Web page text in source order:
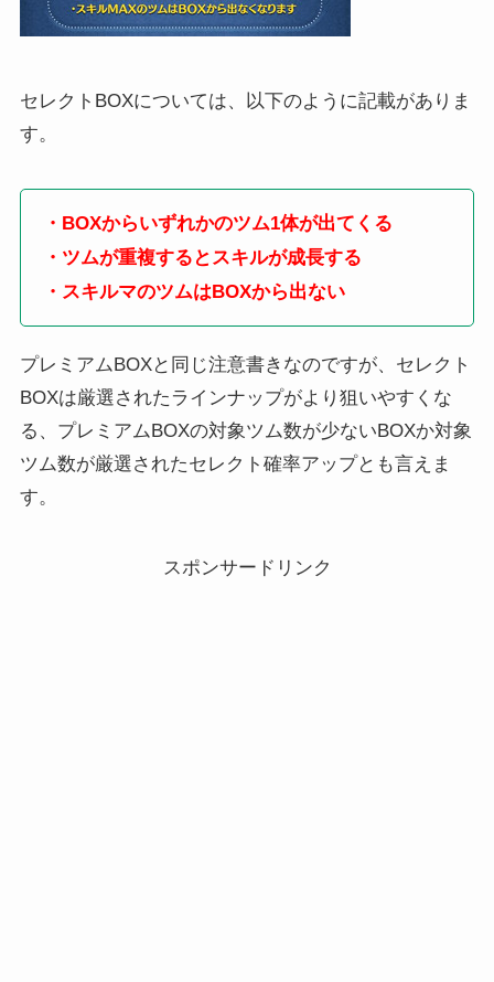
セレクトBOXについては、以下のように記載がありま
す。
・BOXからいずれかのツム1体が出てくる
・ツムが重複するとスキルが成長する
・スキルマのツムはBOXから出ない
プレミアムBOXと同じ注意書きなのですが、セレクト
BOXは厳選されたラインナップがより狙いやすくな
る、プレミアムBOXの対象ツム数が少ないBOXか対象
ツム数が厳選されたセレクト確率アップとも言えま
す。
スポンサードリンク